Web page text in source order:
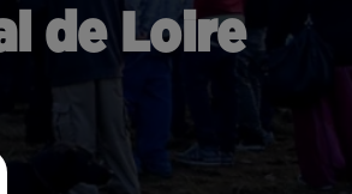
de Loire